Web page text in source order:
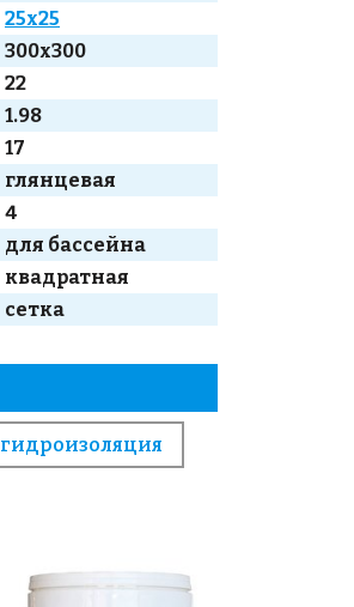
25x25
300x300
22
1.98
17
глянцевая
4
для бассейна
квадратная
сетка
гидроизоляция